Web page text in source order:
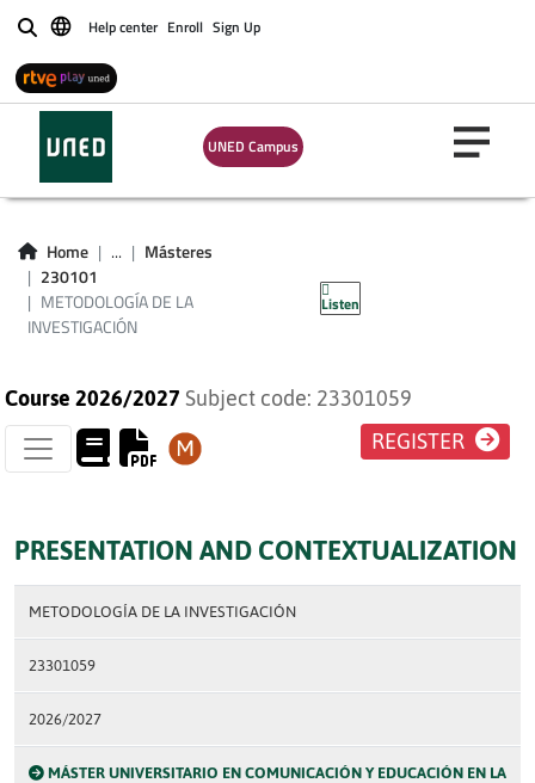
BuscarHelp center Enroll Sign Up
UNED Campus
Home ...
Másteres
230101
METODOLOGÍA DE LA
INVESTIGACIÓN
Listen
METODOLOGÍA DE
LA INVESTIGACIÓN
Course 2026/2027 Subject code: 23301059
REGISTER
PRESENTATION AND CONTEXTUALIZATION
METODOLOGÍA DE LA INVESTIGACIÓN
23301059
2026/2027
MÁSTER UNIVERSITARIO EN COMUNICACIÓN Y EDUCACIÓN EN LA